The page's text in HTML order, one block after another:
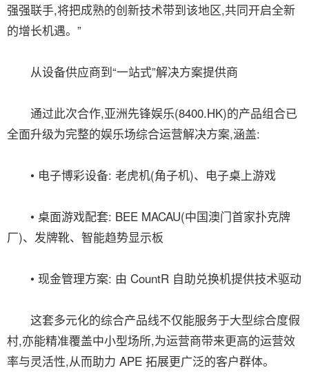
强强联手,将把成熟的创新技术带到该地区,共同开启全新
的增长机遇。”
从设备供应商到“一站式”解决方案提供商
通过此次合作,亚洲先锋娱乐(8400.HK)的产品组合已
全面升级为完整的娱乐场综合运营解决方案,涵盖:
• 电子博彩设备: 老虎机(角子机)、电子桌上游戏
• 桌面游戏配套: BEE MACAU(中国澳门首家扑克牌
厂)、发牌靴、智能趋势显示板
• 现金管理方案: 由 CountR 自助兑换机提供技术驱动
这套多元化的综合产品线不仅能服务于大型综合度假
村,亦能精准覆盖中小型场所,为运营商带来更高的运营效
率与灵活性,从而助力 APE 拓展更广泛的客户群体。